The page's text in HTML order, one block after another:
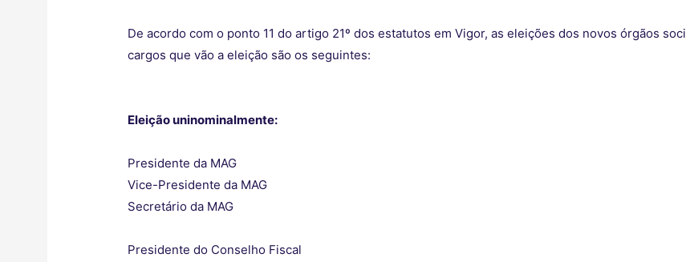
De acordo com o ponto 11 do artigo 21º dos estatutos em Vigor, as eleições dos novos órgãos
cargos que vão a eleição são os seguintes:
Eleição uninominalmente:
Presidente da MAG
Vice-Presidente da MAG
Secretário da MAG
Presidente do Conselho Fiscal